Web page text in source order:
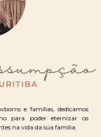
e famílias, dedicamos
para poder eternizar os
na vida da sua família.